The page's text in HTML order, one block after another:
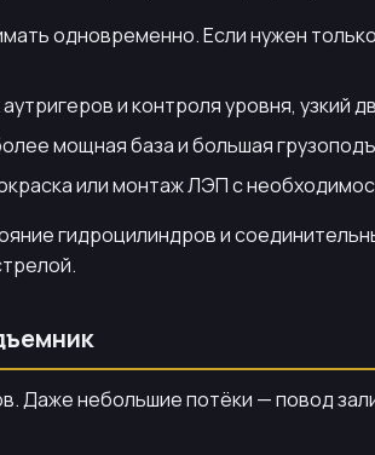
одновременно. Если нужен
и контроля уровня, узкий
мощная база и большая
или монтаж ЛЭП с
гидроцилиндров и
Даже небольшие потёки — повод